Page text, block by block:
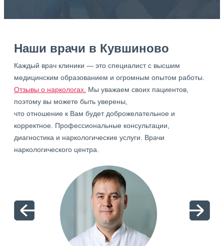
Наши врачи в Кувшиново
Каждый врач клиники — это специалист с высшим
медицинским образованием и огромным опытом работы.
Отзывы о наркологах. Мы уважаем своих пациентов,
поэтому вы можете быть уверены,
что отношение к Вам будет доброжелательное и
корректное. Профессиональные консультации,
диагностика и наркологические услуги. Врачи
наркологического центра.